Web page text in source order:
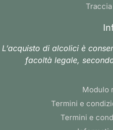
L’acquisto di alcolici è
facoltà legale,
Modulo
Termini e
Termini e